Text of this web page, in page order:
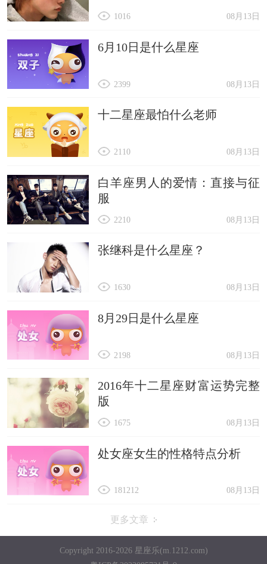
08月13日
1016
6月10日是什么星座
08月13日
2399
十二星座最怕什么老师
08月13日
2110
白羊座男人的爱情：直接与征
服
08月13日
2210
张继科是什么星座？
08月13日
1630
8月29日是什么星座
08月13日
2198
2016年十二星座财富运势完整
版
08月13日
1675
处女座女生的性格特点分析
08月13日
181212
更多文章
Copyright 2016-2026 星座乐(m.1212.com)